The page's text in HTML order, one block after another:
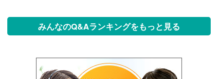
みんなのQ&Aランキングをもっと見る